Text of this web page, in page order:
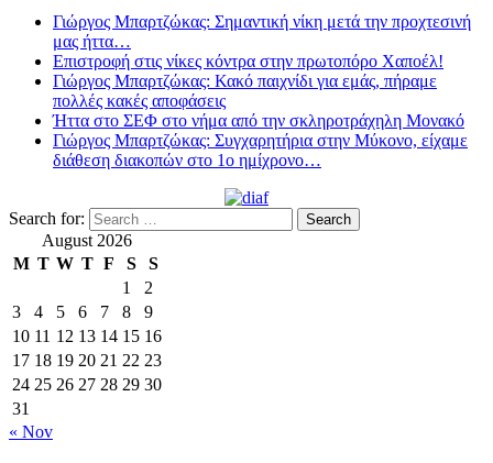
Γιώργος Μπαρτζώκας: Σημαντική νίκη μετά την προχτεσινή
μας ήττα…
Επιστροφή στις νίκες κόντρα στην πρωτοπόρο Χαποέλ!
Γιώργος Μπαρτζώκας: Κακό παιχνίδι για εμάς, πήραμε
πολλές κακές αποφάσεις
Ήττα στο ΣΕΦ στο νήμα από την σκληροτράχηλη Μονακό
Γιώργος Μπαρτζώκας: Συγχαρητήρια στην Μύκονο, είχαμε
διάθεση διακοπών στο 1ο ημίχρονο…
Search for:
August 2026
M T W T F S
S
1
2
3
4 5 6 7 8
9
10 11 12 13 14 15 16
17 18 19 20 21 22 23
24 25 26 27 28 29 30
31
« Nov